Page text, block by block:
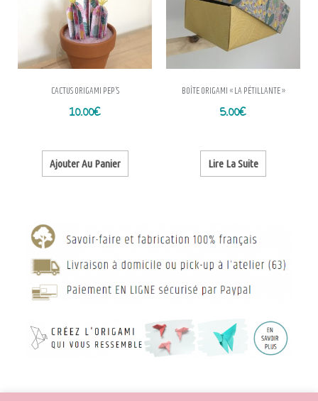
CACTUS ORIGAMI PEP’S
10.00€
Ajouter Au Panier
BOÎTE ORIGAMI « LA PÉTILLANTE »
5.00€
Lire La Suite